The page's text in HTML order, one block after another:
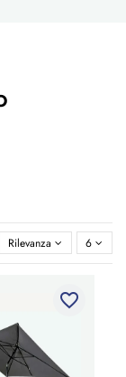
Rilevanza 6
favorite_border